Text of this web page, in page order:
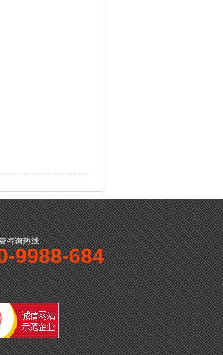
咨询热线
9988-684